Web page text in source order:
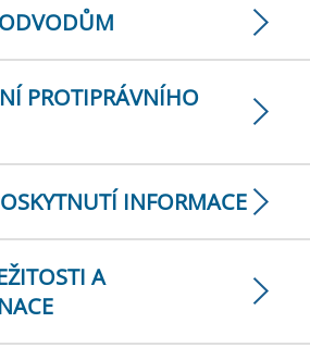
PROTIPRÁVNÍHO
INFORMACE
A